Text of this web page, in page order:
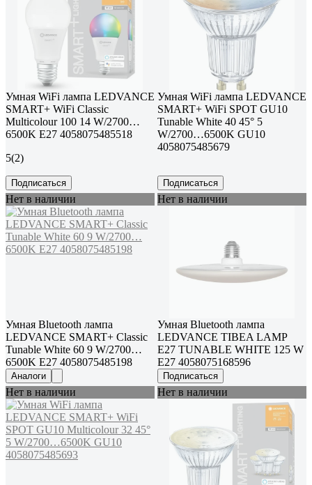
Умная WiFi лампа LEDVANCE
SMART+ WiFi Classic
Multicolour 100 14 W/2700…
6500K E27 4058075485518
5(2)
Подписаться
Умная WiFi лампа LEDVANCE
SMART+ WiFi SPOT GU10
Tunable White 40 45° 5
W/2700…6500K GU10
4058075485679
Подписаться
Нет в наличии
Умная Bluetooth лампа
LEDVANCE SMART+ Classic
Tunable White 60 9 W/2700…
6500K E27 4058075485198
Аналоги
Нет в наличии
Умная Bluetooth лампа
LEDVANCE TIBEA LAMP
E27 TUNABLE WHITE 125 W
E27 4058075168596
Подписаться
Нет в наличии Нет в наличии